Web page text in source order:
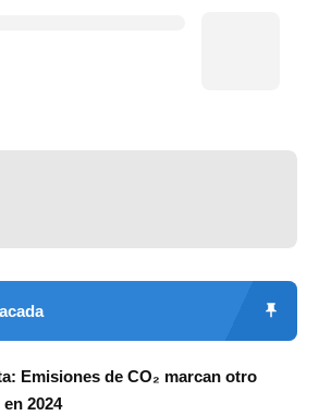
Emisiones de CO₂ marcan otro
2024